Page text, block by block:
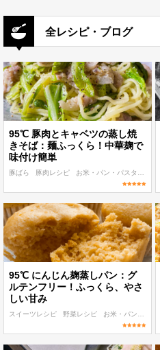
全レシピ・ブログ
95℃ 豚肉とキャベツの蒸し焼
きそば：麺ふっくら！中華麹で
味付け簡単
豚ばら 豚肉レシピ お米・パン・パスタレシピ
95℃ にんじん麹蒸しパン：グ
ルテンフリー！ふっくら、やさ
しい甘み
スイーツレシピ 野菜レシピ お米・パン・パスタレシピ